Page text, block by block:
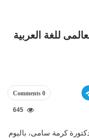
للغة العربية
0 Comments
645
كرمة سامى، باليوم